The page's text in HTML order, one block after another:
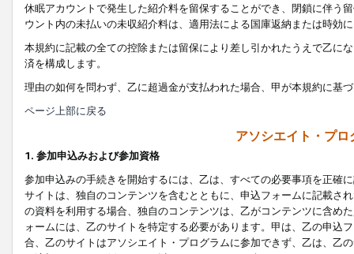
休眠アカウントで発生した紹介料を留保することができ、閉鎖に伴う
ウント内の未払いの未収紹介料は、適用法による国庫返納または時効
本規約に記載の全ての控除または留保により差し引かれたうえで乙に
済を構成します。
理由の如何を問わず、乙に超過金が支払われた場合、甲が本規約に基
ページ上部に戻る
アソシエイト・プ
1. 参加申込みおよび参加資格
参加申込みの手続きを開始するには、乙は、すべての必要事項を正確
サイトは、独自のコンテンツを含むとともに、申込フォームに記載さ
の資料を利用する場合、独自のコンテンツは、乙がコンテンツに含め
ォームには、乙のサイトを特定する必要があります。甲は、乙の申込
合、乙のサイトはアソシエイト・プログラムに参加できず、乙は、乙